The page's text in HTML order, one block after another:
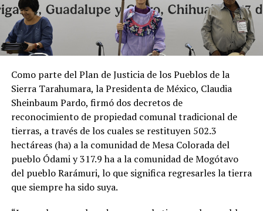
Como parte del Plan de Justicia de los Pueblos de la
Sierra Tarahumara, la Presidenta de México, Claudia
Sheinbaum Pardo, firmó dos decretos de
reconocimiento de propiedad comunal tradicional de
tierras, a través de los cuales se restituyen 502.3
hectáreas (ha) a la comunidad de Mesa Colorada del
pueblo Ódami y 317.9 ha a la comunidad de Mogótavo
del pueblo Rarámuri, lo que significa regresarles la tierra
que siempre ha sido suya.